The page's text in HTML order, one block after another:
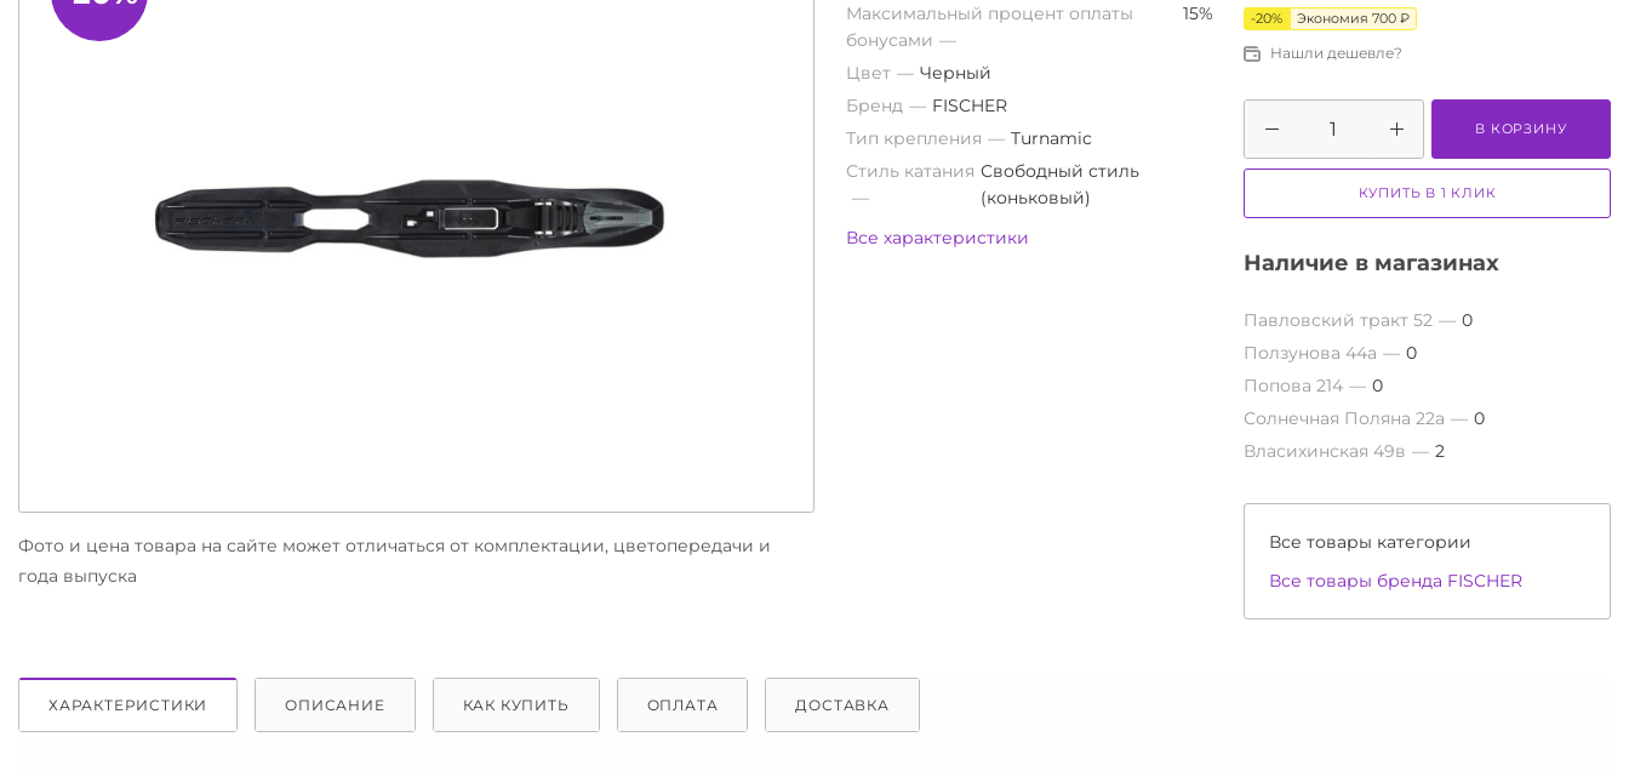
Фото и цена товара на сайте может отличаться от комплектации, цветопередачи и
года выпуска
Максимальный процент оплаты
бонусами
15%
Цвет
Черный
Бренд
FISCHER
Тип крепления
Turnamic
Стиль катания Свободный стиль
(коньковый)
Все характеристики
-20% Экономия 700 ₽
Нашли дешевле?
В КОРЗИНУ
КУПИТЬ В 1 КЛИК
Наличие в магазинах
Павловский тракт 52
0
Ползунова 44а
0
Попова 214
0
Солнечная Поляна 22а
0
Власихинская 49в
2
Все товары категории
Все товары бренда FISCHER
ХАРАКТЕРИСТИКИ ОПИСАНИЕ КАК КУПИТЬ ОПЛАТА ДОСТАВКА